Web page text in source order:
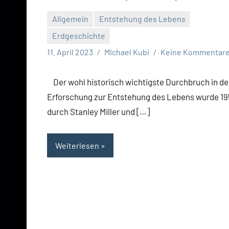
Allgemein
Entstehung des Lebens
Erdgeschichte
11. April 2023
Michael Kubi Keine Kommentare
Der wohl historisch wichtigste Durchbruch in
Erforschung zur Entstehung des Lebens wurde
durch Stanley Miller und […]
Weiterlesen